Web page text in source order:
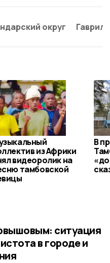
округ
из Африки
видеоролик на
тамбовской
В
ситуация
в городе и